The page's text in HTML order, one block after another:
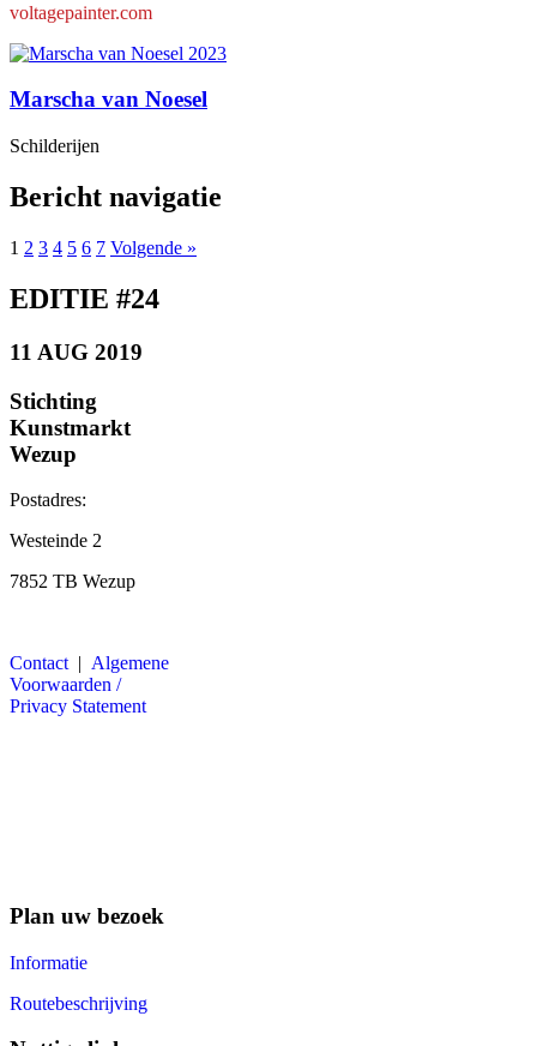
voltagepainter.com
Marscha van Noesel
Schilderijen
Bericht navigatie
1 2 3 4 5 6 7 Volgende »
EDITIE #24
11 AUG 2019
Stichting
Kunstmarkt
Wezup
Postadres:
Westeinde 2
7852 TB Wezup
Contact | Algemene
Voorwaarden /
Privacy Statement
Plan uw bezoek
Informatie
Routebeschrijving